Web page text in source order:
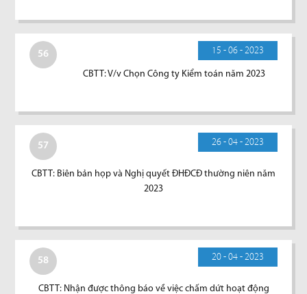
56 15 - 06 - 2023
CBTT: V/v Chọn Công ty Kiểm toán năm 2023
57 26 - 04 - 2023
CBTT: Biên bản họp và Nghị quyết ĐHĐCĐ thường niên năm
2023
58 20 - 04 - 2023
CBTT: Nhận được thông báo về việc chấm dứt hoạt động